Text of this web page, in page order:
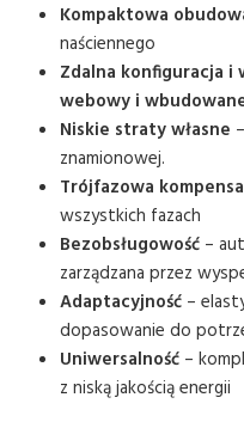
Kompaktowa
naściennego
Zdalna konfiguracja i
webowy i
Niskie straty własne
znamionowej.
Trójfazowa
wszystkich fazach
Bezobsługowość –
zarządzana przez
Adaptacyjność –
dopasowanie do
Uniwersalność –
z niską jakością energii